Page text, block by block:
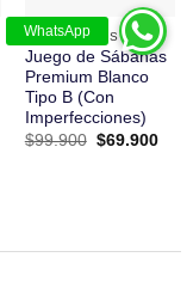
IMPERFECTOS LILÉ
Juego de Sábanas
Premium Blanco
Tipo B (Con
Imperfecciones)
$99.900 El
$69.900El